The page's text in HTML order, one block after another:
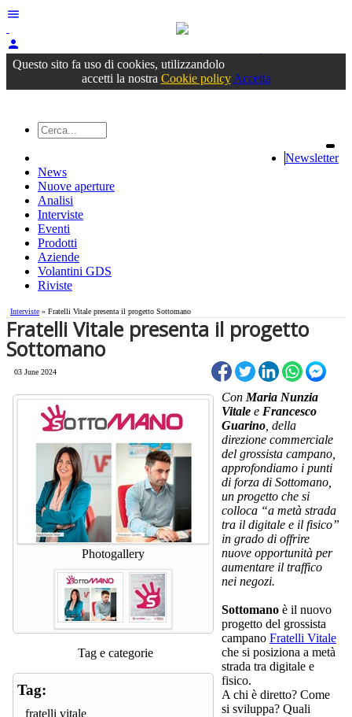
menu
person
Accedioppure registrati
Questo sito fa uso di cookies, utilizzandolo
accetti la nostra Cookie policy Accetta
Newsletter
News
Nuove aperture
Analisi
Interviste
Eventi
Prodotti
Aziende
Volantini GDS
Riviste
Interviste » Fratelli Vitale presenta il progetto Sottomano
Fratelli Vitale presenta il progetto
Sottomano
03 June 2024
Photogallery
Tag e categorie
Tag:
fratelli vitale
Con Maria Nunzia
Vitale e Francesco
Guarino , della
direzione commerciale
del grossista campano,
approfondiamo i punti
di forza di Sottomano,
un progetto che si
colloca “a metà strada
tra il digitale e il fisico”
in grado di offrire
nuove opportunità per
aumentare il traffico
nei negozi.
Sottomano è il nuovo
progetto del grossista
campano Fratelli Vitale
che si posiziona a metà
strada tra digitale e
fisico.
A chi è diretto? Come
si sviluppa? Quali